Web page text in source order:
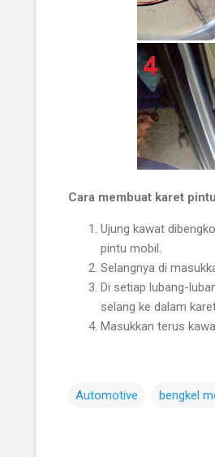
Cara membuat karet
Ujung kawat
pintu mobil.
Selangnya di
Di setiap lubang-
selang ke dalam
Masukkan terus
Automotive bengkel